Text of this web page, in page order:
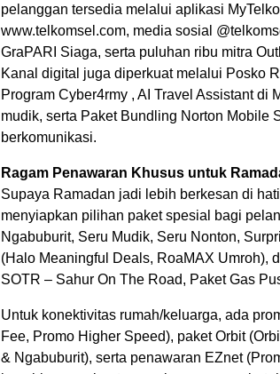
pelanggan tersedia melalui aplikasi
www.telkomsel.com, media sosial
GraPARI Siaga, serta puluhan ribu mitra
Kanal digital juga diperkuat melalui Posko
Program Cyber4rmy , AI Travel Assistant di
mudik, serta Paket Bundling Norton Mobile
berkomunikasi.
Ragam Penawaran Khusus untuk
Supaya Ramadan jadi lebih berkesan di
menyiapkan pilihan paket spesial bagi
Ngabuburit, Seru Mudik, Seru Nonton,
(Halo Meaningful Deals, RoaMAX Umroh),
SOTR – Sahur On The Road, Paket Gas
Untuk konektivitas rumah/keluarga, ada
Fee, Promo Higher Speed), paket Orbit
& Ngabuburit), serta penawaran EZnet